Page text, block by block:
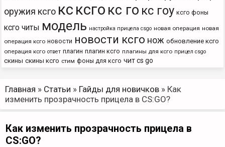
оружия ксго кс ксго кс го кс гоу ксго фоны
ксго читы модель настройка прицела csgo новая операция новая
операция ксго новости новости ксго нож обновление ксго
операция ксго ответ плагин плагин ксго плагины для ксго прицел csgo
скины скины ксго стим фоны для ксго чит cs go
Главная » Статьи » Гайды для новичков » Как
изменить прозрачность прицела в CS:GO?
Как изменить прозрачность прицела в
CS:GO?